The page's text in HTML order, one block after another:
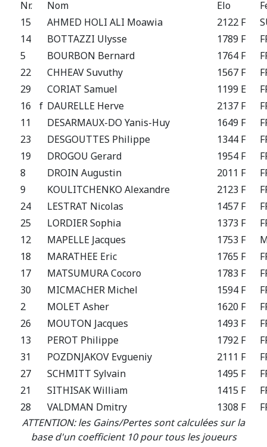
Nr. Nom Elo
15
AHMED HOLI ALI Moawia 2122 F
14
BOTTAZZI Ulysse 1789 F
5
BOURBON Bernard 1764 F
22
CHHEAV Suvuthy 1567 F
29
CORIAT Samuel 1199 E
16
f DAURELLE Herve 2137 F
11
DESARMAUX-DO Yanis-Huy 1649 F
23
DESGOUTTES Philippe 1344 F
19
DROGOU Gerard 1954 F
8
DROIN Augustin 2011 F
9
KOULITCHENKO Alexandre 2123 F
24
LESTRAT Nicolas 1457 F
25
LORDIER Sophia 1373 F
12
MAPELLE Jacques 1753 F
18
MARATHEE Eric 1765 F
17
MATSUMURA Cocoro 1783 F
30
MICMACHER Michel 1594 F
2
MOLET Asher 1620 F
26
MOUTON Jacques 1493 F
13
PEROT Philippe 1792 F
31
POZDNJAKOV Evgueniy 2111 F
27
SCHMITT Sylvain 1495 F
21
SITHISAK William 1415 F
28
VALDMAN Dmitry 1308 F
ATTENTION: les Gains/Pertes sont calculées sur la
base d'un coefficient 10 pour tous les joueurs